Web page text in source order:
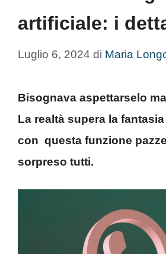
artificiale: i
Luglio 6, 2024 di Maria
Bisognava aspettarselo
La realtà supera la
con questa funzione
sorpreso tutti.